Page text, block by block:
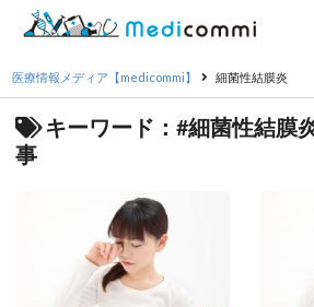
医療情報メディア【medicommi】 細菌性結膜炎
キーワード：#細菌性結膜
事